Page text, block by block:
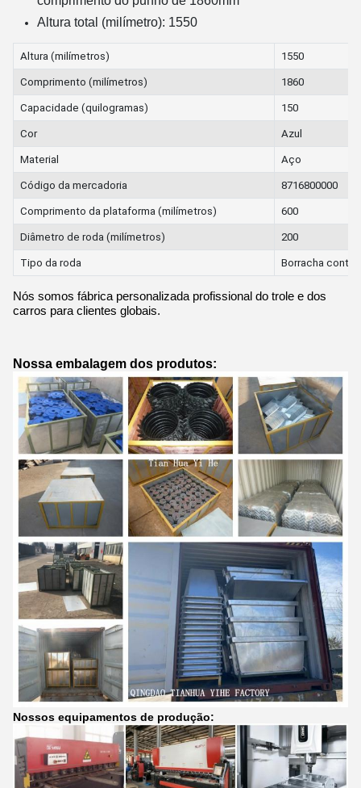
Altura total (milímetro): 1550
Altura (milímetros) 1550
Comprimento (milímetros) 1860
Capacidade (quilogramas) 150
Cor Azul
Material Aço
Código da mercadoria 8716800000
Comprimento da plataforma (milímetros) 600
Diâmetro de roda (milímetros) 200
Tipo da roda Borracha
Nós somos fábrica personalizada profissional do trole e dos
carros para clientes globais.
Nossa embalagem dos produtos:
Nossos equipamentos de produção: